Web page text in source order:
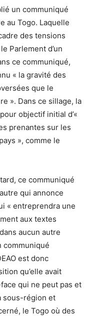
un communiqué
au Togo. Laquelle
des tensions
Parlement d’un
ce communiqué,
« la gravité des
que le
». Dans ce sillage, la
objectif initial d’«
prenantes sur les
», comme le
ce communiqué
qui annonce
« entreprendra une
aux textes
aucun autre
communiqué
est donc
qu’elle avait
qui ne peut pas et
sous-région et
le Togo où des